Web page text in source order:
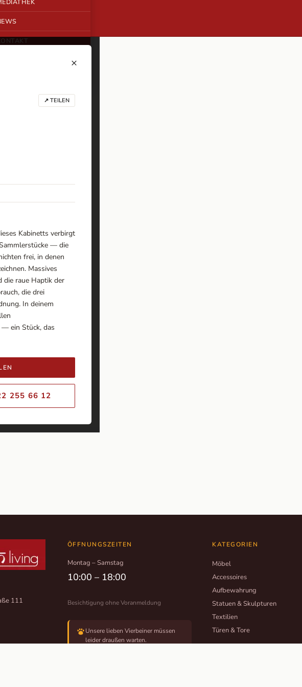
×
↗ TEILEN
Kabinetts verbirgt
— die
frei, in denen
Massives
die raue Haptik der
die drei
In deinem
ein Stück, das
255 66 12
111
ÖFFNUNGSZEITEN
Montag – Samstag
10:00 – 18:00
Besichtigung ohne Voranmeldung
Unsere lieben Vierbeiner müssen
leider draußen warten.
KATEGORIEN
Möbel
Accessoires
Aufbewahrung
Statuen & Skulpturen
Textilien
Türen & Tore